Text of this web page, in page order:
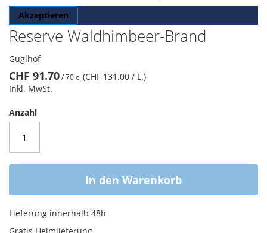
Akzeptieren
Reserve Waldhimbeer-Brand
Guglhof
CHF 91.70/70 cl (CHF 131.00 / L.)
Inkl. MwSt.
Anzahl
In den Warenkorb
Lieferung innerhalb 48h